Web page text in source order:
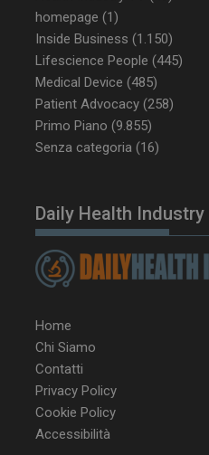
homepage (1)
Inside Business (1.150)
Lifescience People (445)
Medical Device (485)
Patient Advocacy (258)
Primo Piano (9.855)
Senza categoria (16)
Daily Health Industry
Home
Chi Siamo
Contatti
Privacy Policy
Cookie Policy
Accessibilità
CookieScriptConsent
NOME
__Secure-ROLLOUT_TOKEN